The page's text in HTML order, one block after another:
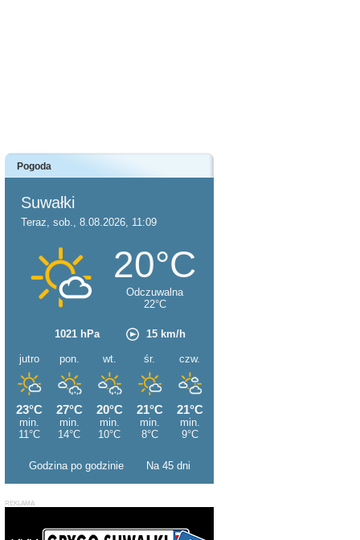
Pogoda
Godzina po godzinie Na 45 dni